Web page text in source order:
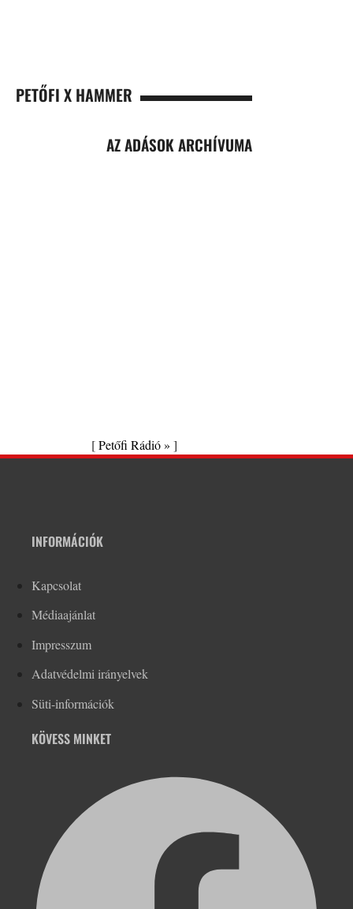
PETŐFI X HAMMER
AZ ADÁSOK ARCHÍVUMA
[Petőfi Rádió » ]
INFORMÁCIÓK
Kapcsolat
Médiaajánlat
Impresszum
Adatvédelmi irányelvek
Süti-információk
KÖVESS MINKET